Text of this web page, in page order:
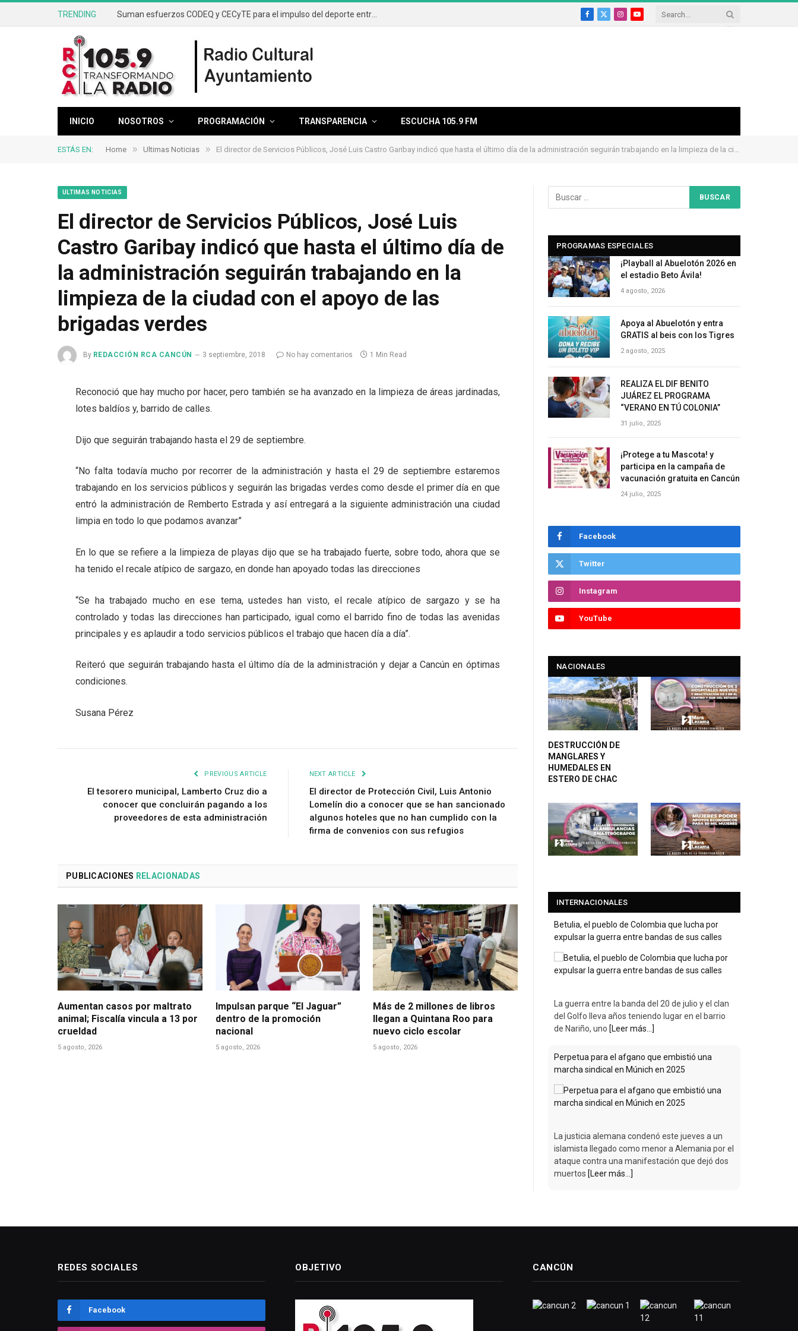
TRENDING
Facebook
X
InstagramYouTube
INICIO NOSOTROS PROGRAMACIÓN TRANSPARENCIA ESCUCHA 105.9 FM
ESTÁS EN: Home » Ultimas Noticias » El director de Servicios Públicos, José Luis Castro Garibay indicó que hasta el último día de la administración seguirán trabajando en la limpieza de la ciudad con el apoyo de las brigadas verdes
ULTIMAS NOTICIAS
El director de Servicios Públicos, José Luis
Castro Garibay indicó que hasta el último día de
la administración seguirán trabajando en la
limpieza de la ciudad con el apoyo de las
brigadas verdes
By REDACCIÓN RCA CANCÚN 3 septiembre, 2018 No hay comentarios 1 Min Read
Reconoció que hay mucho por hacer, pero también se ha avanzado en la limpieza de áreas jardinadas,
lotes baldíos y, barrido de calles.
Dijo que seguirán trabajando hasta el 29 de septiembre.
“No falta todavía mucho por recorrer de la administración y hasta el 29 de septiembre estaremos
trabajando en los servicios públicos y seguirán las brigadas verdes como desde el primer día en que
entró la administración de Remberto Estrada y así entregará a la siguiente administración una ciudad
limpia en todo lo que podamos avanzar”
En lo que se refiere a la limpieza de playas dijo que se ha trabajado fuerte, sobre todo, ahora que se
ha tenido el recale atípico de sargazo, en donde han apoyado todas las direcciones
“Se ha trabajado mucho en ese tema, ustedes han visto, el recale atípico de sargazo y se ha
controlado y todas las direcciones han participado, igual como el barrido fino de todas las avenidas
principales y es aplaudir a todo servicios públicos el trabajo que hacen día a día”.
Reiteró que seguirán trabajando hasta el último día de la administración y dejar a Cancún en óptimas
condiciones.
Susana Pérez
PREVIOUS ARTICLE
El tesorero municipal, Lamberto Cruz dio a
conocer que concluirán pagando a los
proveedores de esta administración
NEXT ARTICLE
El director de Protección Civil, Luis Antonio
Lomelín dio a conocer que se han sancionado
algunos hoteles que no han cumplido con la
firma de convenios con sus refugios
PUBLICACIONES RELACIONADAS
Aumentan casos por maltrato
animal; Fiscalía vincula a 13 por
crueldad
5 agosto, 2026
Impulsan parque “El Jaguar”
dentro de la promoción
nacional
5 agosto, 2026
Más de 2 millones de libros
llegan a Quintana Roo para
nuevo ciclo escolar
5 agosto, 2026
PROGRAMAS ESPECIALES
¡Playball al Abuelotón 2026 en
el estadio Beto Ávila!
4 agosto, 2026
Apoya al Abuelotón y entra
GRATIS al beis con los Tigres
2 agosto, 2025
REALIZA EL DIF BENITO
JUÁREZ EL PROGRAMA
“VERANO EN TÚ COLONIA”
31 julio, 2025
¡Protege a tu Mascota! y
participa en la campaña de
vacunación gratuita en Cancún
24 julio, 2025
Facebook
Twitter
Instagram
YouTube
NACIONALES
DESTRUCCIÓN DE
MANGLARES Y
HUMEDALES EN
ESTERO DE CHAC
INTERNACIONALES
Betulia, el pueblo de Colombia que lucha por
expulsar la guerra entre bandas de sus calles
La guerra entre la banda del 20 de julio y el clan
del Golfo lleva años teniendo lugar en el barrio
de Nariño, uno [Leer más...]
Perpetua para el afgano que embistió una
marcha sindical en Múnich en 2025
La justicia alemana condenó este jueves a un
islamista llegado como menor a Alemania por el
ataque contra una manifestación que dejó dos
muertos [Leer más...]
REDES SOCIALES
Facebook
OBJETIVO CANCÚN